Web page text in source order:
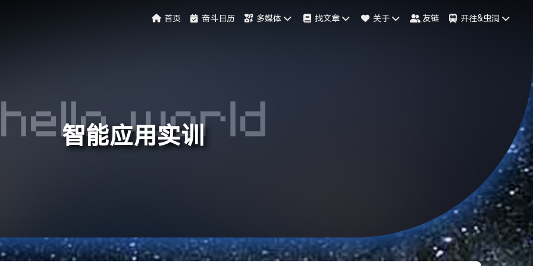
首页 奋斗日历 多媒体 找文章 关于 友链 开往&虫洞
智能应用实训